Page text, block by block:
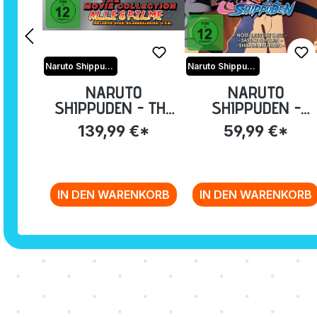
Naruto Shippuden
NARUTO
SHIPPUDEN - THE
MOVIE COLLECTION
[DVD]
139,99 €*
IN DEN WARENKORB
Naruto Shippuden
NARUTO
SHIPPUDEN -
STAFFEL 25:
EPISODE 700-713
59,99 €*
IN DEN WARENKORB